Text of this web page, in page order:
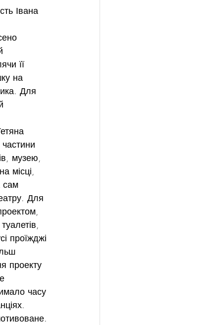
її
на
Для
музею,
місці,
сам
Для
проїжджі
проекту
часу